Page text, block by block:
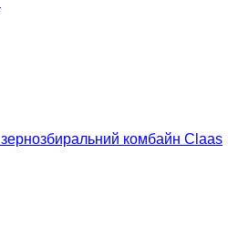
зернозбиральний комбайн Claas